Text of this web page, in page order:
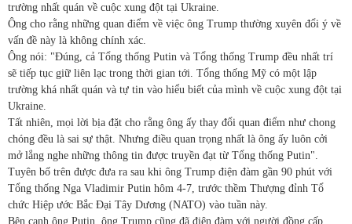
trường nhất quán về cuộc xung đột tại Ukraine.
Ông cho rằng những quan điểm về việc ông Trump thường xuyên đổi ý về
vấn đề này là không chính xác.
Ông nói: "Đúng, cả Tổng thống Putin và Tổng thống Trump đều nhất trí
sẽ tiếp tục giữ liên lạc trong thời gian tới. Tổng thống Mỹ có một lập
trường khá nhất quán và tự tin vào hiểu biết của mình về cuộc xung đột tại
Ukraine.
Tất nhiên, mọi lời bịa đặt cho rằng ông ấy thay đổi quan điểm như chong
chóng đều là sai sự thật. Nhưng điều quan trọng nhất là ông ấy luôn cởi
mở lắng nghe những thông tin được truyền đạt từ Tổng thống Putin".
Tuyên bố trên được đưa ra sau khi ông Trump điện đàm gần 90 phút với
Tổng thống Nga Vladimir Putin hôm 4-7, trước thềm Thượng đỉnh Tổ
chức Hiệp ước Bắc Đại Tây Dương (NATO) vào tuần này.
Bên cạnh ông Putin, ông Trump cũng đã điện đàm với người đồng cấp